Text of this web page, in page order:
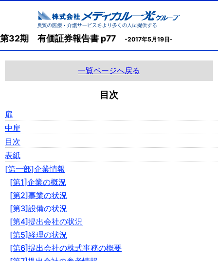
第32期 有価証券報告書 p77 -2017年5月19日-
一覧ページへ戻る
目次
扉
中扉
目次
表紙
[第一部]企業情報
[第1]企業の概況
[第2]事業の状況
[第3]設備の状況
[第4]提出会社の状況
[第5]経理の状況
[第6]提出会社の株式事務の概要